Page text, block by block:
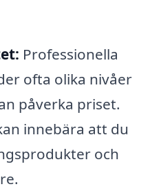
Professionella
ofta olika nivåer
påverka priset.
innebära att du
och